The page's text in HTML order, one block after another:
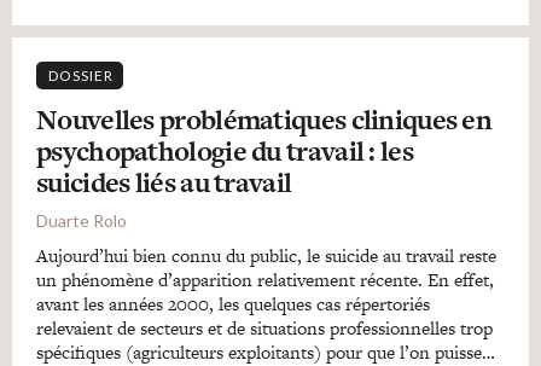
DOSSIER
Nouvelles problématiques cliniques en
psychopathologie du travail : les
suicides liés au travail
Duarte Rolo
Aujourd’hui bien connu du public, le suicide au travail reste
un phénomène d’apparition relativement récente. En effet,
avant les années 2000, les quelques cas répertoriés
relevaient de secteurs et de situations professionnelles trop
spécifiques (agriculteurs exploitants) pour que l’on puisse…